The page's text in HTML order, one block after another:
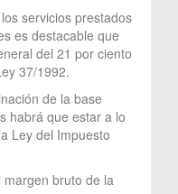
servicios prestados
es destacable que
del 21 por ciento
37/1992.
de la base
habrá que estar a lo
Ley del Impuesto
margen bruto de la